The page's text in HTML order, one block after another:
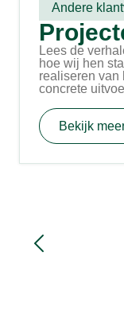
Andere
Lees de
hoe wij hen
realiseren van
concrete
Bekijk
Familie